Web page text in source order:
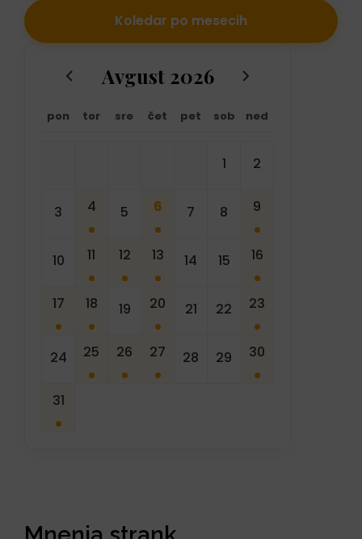
Avgust 2026
pon tor sre čet pet sob ned
1 2
3 4 5 6 7 8 9
10 11 12 13 14 15 16
17 18 19 20 21 22 23
24 25 26 27 28 29 30
31
Koledar po mesecih